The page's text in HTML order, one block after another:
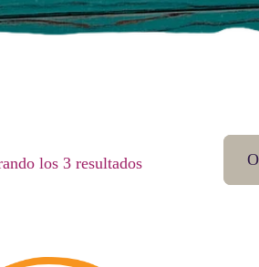
los 3 resultadosOrdenado